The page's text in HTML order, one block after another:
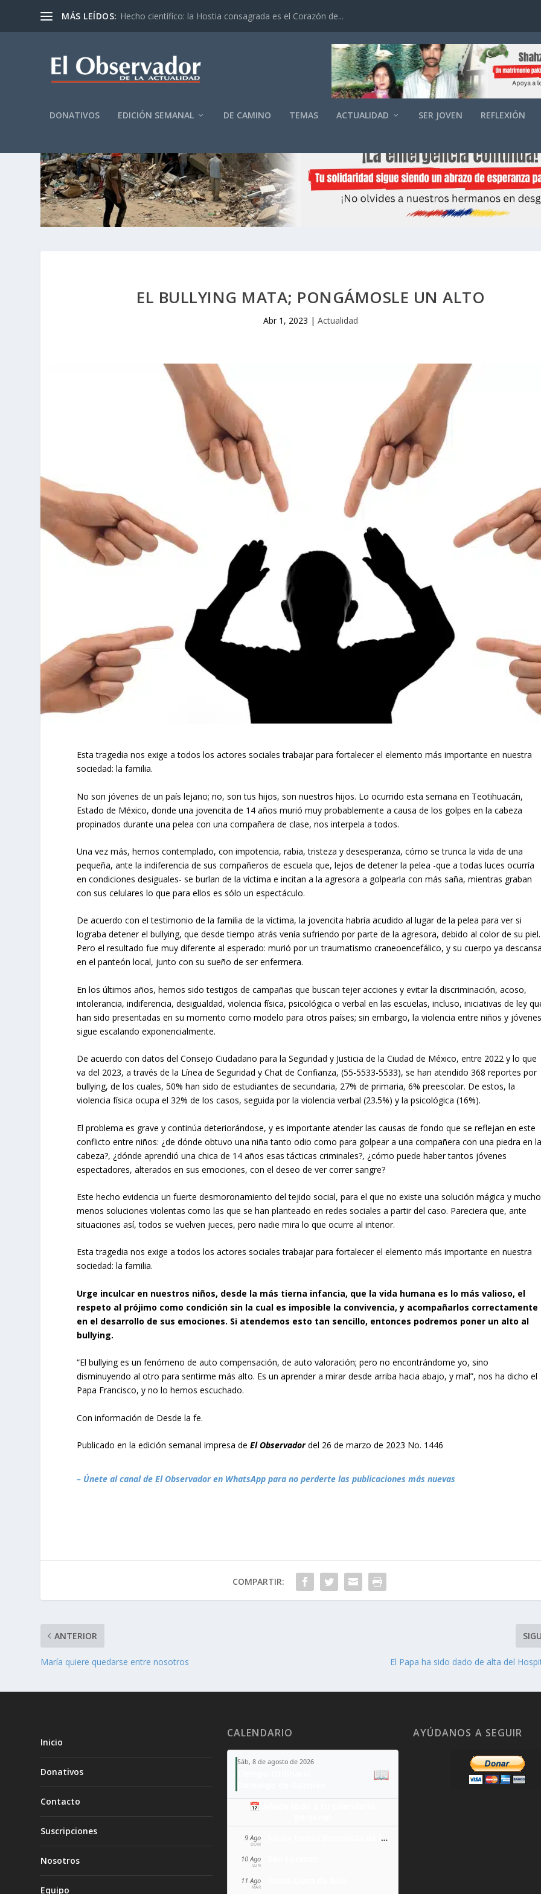
MÁS LEÍDOS: Hecho científico: la Hostia consagrada es el Corazón de...
DONATIVOS EDICIÓN SEMANAL DE CAMINO TEMAS ACTUALIDAD SER JOVEN REFLEXIÓN
EL BULLYING MATA; PONGÁMOSLE UN ALTO
Abr 1, 2023 |Actualidad
Esta tragedia nos exige a todos los actores sociales trabajar para fortalecer el elemento más importante en nuestra
sociedad: la familia.
No son jóvenes de un país lejano; no, son tus hijos, son nuestros hijos. Lo ocurrido esta semana en Teotihuacán,
Estado de México, donde una jovencita de 14 años murió muy probablemente a causa de los golpes en la cabeza
propinados durante una pelea con una compañera de clase, nos interpela a todos.
Una vez más, hemos contemplado, con impotencia, rabia, tristeza y desesperanza, cómo se trunca la vida de una
pequeña, ante la indiferencia de sus compañeros de escuela que, lejos de detener la pelea -que a todas luces ocurría
en condiciones desiguales- se burlan de la víctima e incitan a la agresora a golpearla con más saña, mientras graban
con sus celulares lo que para ellos es sólo un espectáculo.
De acuerdo con el testimonio de la familia de la víctima, la jovencita habría acudido al lugar de la pelea para ver si
lograba detener el bullying, que desde tiempo atrás venía sufriendo por parte de la agresora, debido al color de su piel.
Pero el resultado fue muy diferente al esperado: murió por un traumatismo craneoencefálico, y su cuerpo ya
en el panteón local, junto con su sueño de ser enfermera.
En los últimos años, hemos sido testigos de campañas que buscan tejer acciones y evitar la discriminación, acoso,
intolerancia, indiferencia, desigualdad, violencia física, psicológica o verbal en las escuelas, incluso, iniciativas de ley
han sido presentadas en su momento como modelo para otros países; sin embargo, la violencia entre niños y
sigue escalando exponencialmente.
De acuerdo con datos del Consejo Ciudadano para la Seguridad y Justicia de la Ciudad de México, entre 2022 y lo que
va del 2023, a través de la Línea de Seguridad y Chat de Confianza, (55-5533-5533), se han atendido 368 reportes por
bullying, de los cuales, 50% han sido de estudiantes de secundaria, 27% de primaria, 6% preescolar. De estos, la
violencia física ocupa el 32% de los casos, seguida por la violencia verbal (23.5%) y la psicológica (16%).
El problema es grave y continúa deteriorándose, y es importante atender las causas de fondo que se reflejan en este
conflicto entre niños: ¿de dónde obtuvo una niña tanto odio como para golpear a una compañera con una piedra en
cabeza?, ¿dónde aprendió una chica de 14 años esas tácticas criminales?, ¿cómo puede haber tantos jóvenes
espectadores, alterados en sus emociones, con el deseo de ver correr sangre?
Este hecho evidencia un fuerte desmoronamiento del tejido social, para el que no existe una solución mágica y mucho
menos soluciones violentas como las que se han planteado en redes sociales a partir del caso. Pareciera que, ante
situaciones así, todos se vuelven jueces, pero nadie mira lo que ocurre al interior.
Esta tragedia nos exige a todos los actores sociales trabajar para fortalecer el elemento más importante en nuestra
sociedad: la familia.
Urge inculcar en nuestros niños, desde la más tierna infancia, que la vida humana es lo más valioso, el
respeto al prójimo como condición sin la cual es imposible la convivencia, y acompañarlos correctamente
en el desarrollo de sus emociones. Si atendemos esto tan sencillo, entonces podremos poner un alto al
bullying.
“El bullying es un fenómeno de auto compensación, de auto valoración; pero no encontrándome yo, sino
disminuyendo al otro para sentirme más alto. Es un aprender a mirar desde arriba hacia abajo, y mal”, nos ha dicho el
Papa Francisco, y no lo hemos escuchado.
Con información de Desde la fe.
Publicado en la edición semanal impresa deEl Observadordel 26 de marzo de 2023 No. 1446
– Únete al canal de El Observador en WhatsApp para no perderte las publicaciones más nuevas
COMPARTIR:
ANTERIOR
María quiere quedarse entre nosotros El Papa ha sido dado de alta del
Inicio
Donativos
Contacto
Suscripciones
Nosotros
Equipo
CALENDARIO
Sáb, 8 de agosto de 2026
📖
📅 Añade todo a tu calendario
9 Ago
DOM
Santa Teresa Benedicta de la Cruz
10 Ago
LUN
11 Ago
MAR
AYÚDANOS A SEGUIR